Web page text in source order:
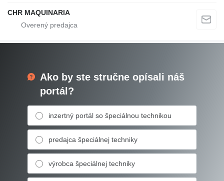
CHR MAQUINARIA
Ako by ste stručne opísali náš
portál?
inzertný portál so špeciálnou technikou
predajca špeciálnej techniky
výrobca špeciálnej techniky